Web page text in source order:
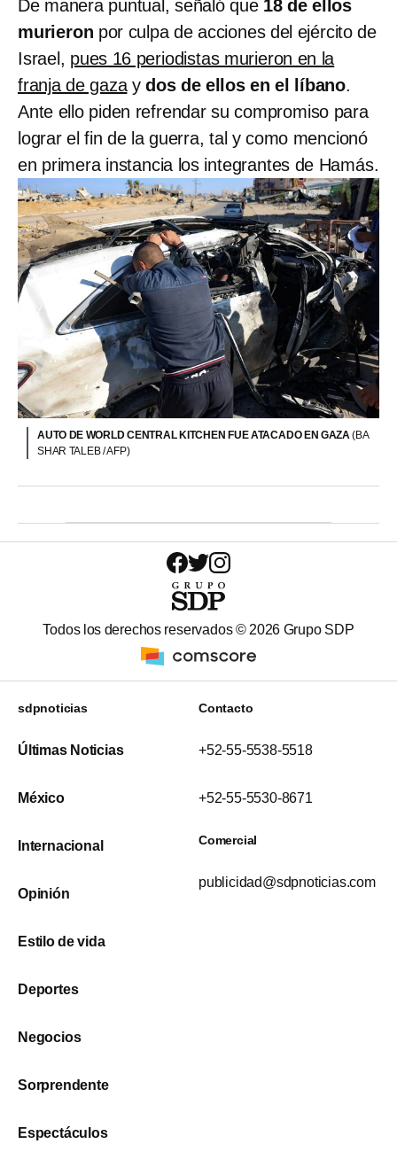
De manera puntual, señaló que 18 de ellos
murieron por culpa de acciones del ejército de
Israel, pues 16 periodistas murieron en la
franja de gazaydos de ellos en el líbano.
Ante ello piden refrendar su compromiso para
lograr el fin de la guerra, tal y como mencionó
en primera instancia los integrantes de Hamás.
AUTO DE WORLD CENTRAL KITCHEN FUE ATACADO EN GAZA(BA
SHAR TALEB / AFP)
Todos los derechos reservados © 2026 Grupo SDP
sdpnoticias
Últimas Noticias
México
Internacional
Opinión
Estilo de vida
Deportes
Negocios
Sorprendente
Espectáculos
Contacto
+52-55-5538-5518
+52-55-5530-8671
Comercial
publicidad@sdpnoticias.com